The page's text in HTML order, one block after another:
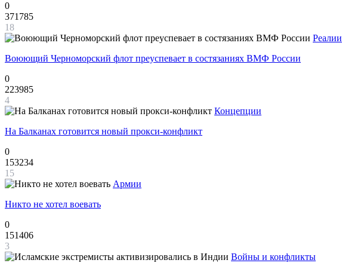
0
371785
18
Реалии
Воюющий Черноморский флот преуспевает в состязаниях ВМФ России
0
223985
4
Концепции
На Балканах готовится новый прокси-конфликт
0
153234
15
Армии
Никто не хотел воевать
0
151406
3
Войны и конфликты